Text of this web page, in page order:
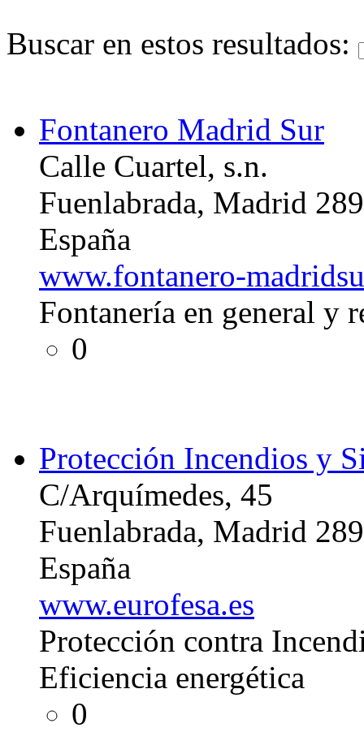
Buscar en estos resultados:
Fontanero Madrid Sur
Calle Cuartel, s.n.
Fuenlabrada, Madrid
España
www.fontanero-
Fontanería en general y
0
Protección Incendios y
C/Arquímedes, 45
Fuenlabrada, Madrid
España
www.eurofesa.es
Protección contra
Eficiencia energética
0